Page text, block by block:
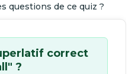
questions de ce quiz ?
correct
?